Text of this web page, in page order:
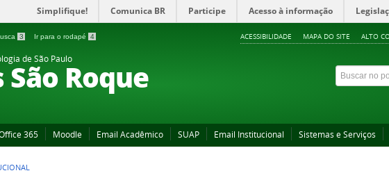
Simplifique! Comunica BR Participe Acesso à informação
3 Ir para o rodapé 4 ACESSIBILIDADE MAPA DO SITE ALTO
de São Paulo
São Roque
365 Moodle Email Acadêmico SUAP Email Institucional Sistemas e Serviços